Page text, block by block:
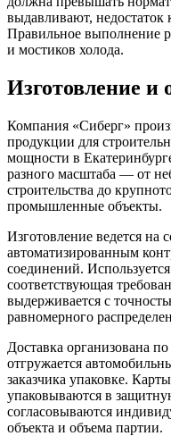
выдавливают,
Правильное выполнение
и мостиков холода.
Изготовление и
Компания «Сиберг»
продукции для
мощности в
разного масштаба — от
строительства до
промышленные объекты.
Изготовление ведется на
автоматизированным
соединений.
соответствующая
выдерживается с
равномерного
Доставка организована
отгружается
заказчика упаковке.
упаковываются в
согласовываются
объекта и объема партии.